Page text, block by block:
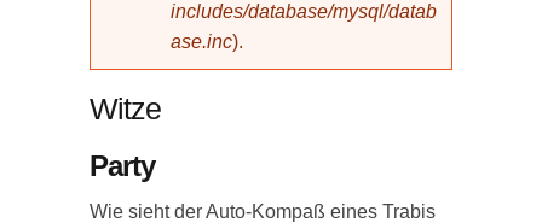
includes/database/mysql/datab
ase.inc).
Witze
Party
Wie sieht der Auto-Kompaß eines Trabis